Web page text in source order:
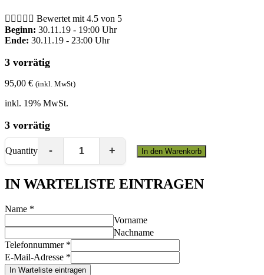
     Bewertet mit 4.5 von 5
Beginn: 30.11.19 - 19:00 Uhr
Ende: 30.11.19 - 23:00 Uhr
3 vorrätig
95,00 € (inkl. MwSt)
inkl. 19% MwSt.
3 vorrätig
Quantity In den Warenkorb
IN WARTELISTE EINTRAGEN
Name *
Vorname
Nachname
Telefonnummer *
E-Mail-Adresse *
In Warteliste eintragen